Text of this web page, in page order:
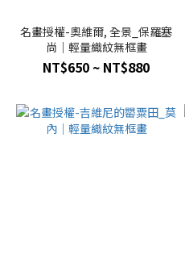
名畫授權-奧維爾, 全景_保羅塞
尚｜輕量織紋無框畫
NT$650 ~ NT$880